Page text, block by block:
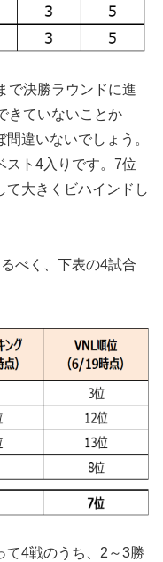
決勝ラウンドに進
きていないことか
違いないでしょう。
スト4入りです。7位
て大きくビハインドし
べく、下表の4試合
4戦のうち、2～3勝